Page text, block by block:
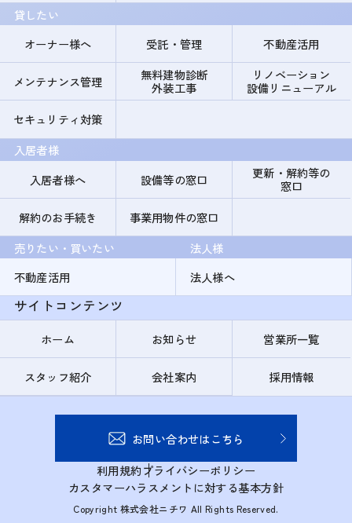
貸したい
オーナー様へ
受託・管理 不動産活用
メンテナンス管理
無料建物診断
外装工事
リノベーション
設備リニューアル
セキュリティ対策
入居者様
入居者様へ
設備等の窓口
更新・解約等の
窓口
解約のお手続き
事業用物件の窓口
売りたい・買いたい
不動産活用
法人様
法人様へ
サイトコンテンツ
ホーム お知らせ 営業所一覧
スタッフ紹介 会社案内 採用情報
お問い合わせはこちら
利用規約プライバシーポリシー
カスタマーハラスメントに対する基本方針
Copyright 株式会社ニチワ All Rights Reserved.